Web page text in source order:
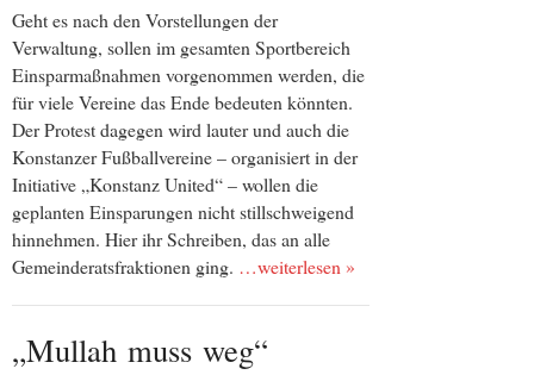
Geht es nach den Vorstellungen der
Verwaltung, sollen im gesamten Sportbereich
Einsparmaßnahmen vorgenommen werden, die
für viele Vereine das Ende bedeuten könnten.
Der Protest dagegen wird lauter und auch die
Konstanzer Fußballvereine – organisiert in der
Initiative „Konstanz United“ – wollen die
geplanten Einsparungen nicht stillschweigend
hinnehmen. Hier ihr Schreiben, das an alle
Gemeinderatsfraktionen ging. …weiterlesen »
„Mullah muss weg“